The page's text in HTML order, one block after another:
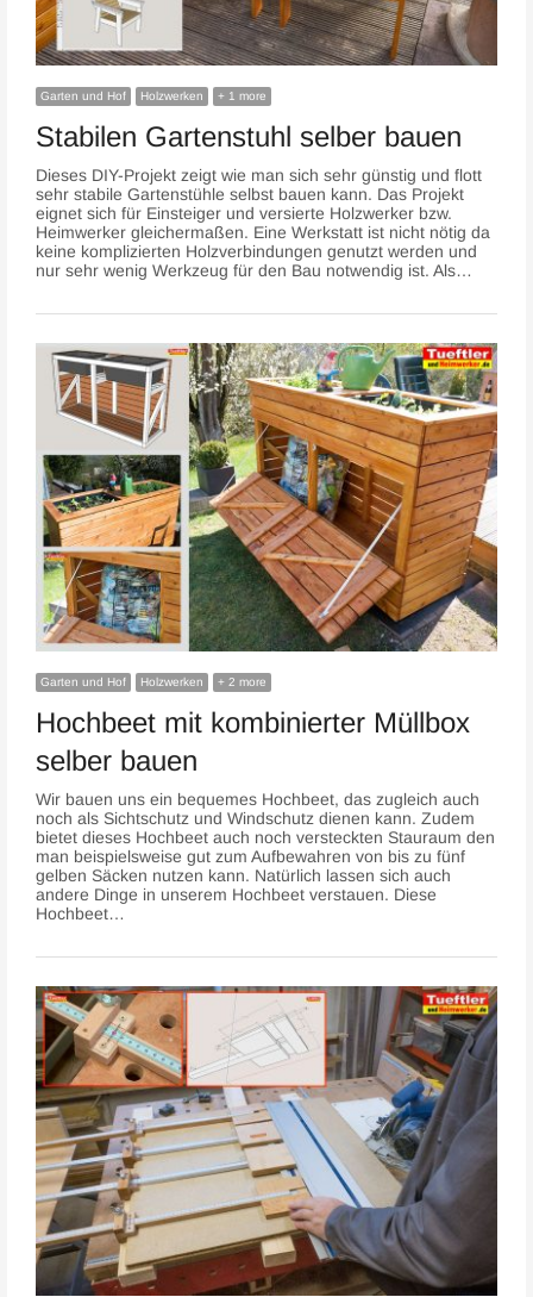
Garten und Hof Holzwerken + 1 more
Stabilen Gartenstuhl selber bauen
Dieses DIY-Projekt zeigt wie man sich sehr günstig und flott
sehr stabile Gartenstühle selbst bauen kann. Das Projekt
eignet sich für Einsteiger und versierte Holzwerker bzw.
Heimwerker gleichermaßen. Eine Werkstatt ist nicht nötig da
keine komplizierten Holzverbindungen genutzt werden und
nur sehr wenig Werkzeug für den Bau notwendig ist. Als…
Garten und Hof Holzwerken + 2 more
Hochbeet mit kombinierter Müllbox
selber bauen
Wir bauen uns ein bequemes Hochbeet, das zugleich auch
noch als Sichtschutz und Windschutz dienen kann. Zudem
bietet dieses Hochbeet auch noch versteckten Stauraum den
man beispielsweise gut zum Aufbewahren von bis zu fünf
gelben Säcken nutzen kann. Natürlich lassen sich auch
andere Dinge in unserem Hochbeet verstauen. Diese
Hochbeet…